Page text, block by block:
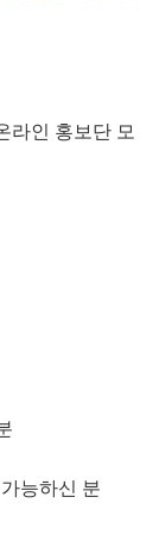
라인 홍보단 모
능하신 분